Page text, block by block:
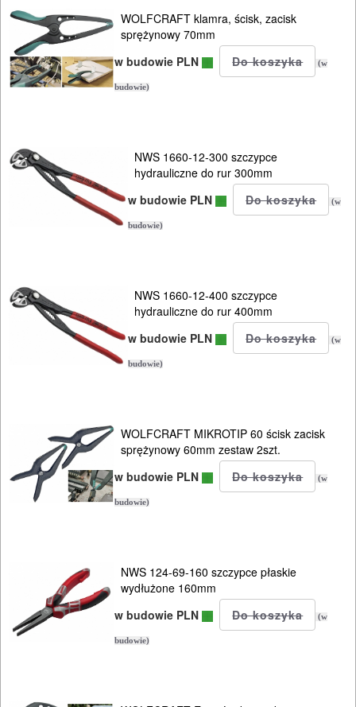
URZĄDZENIA
ROZRUCHOWE
PROSTOWNIKI
I
AGREGATY
PRĄDOWE
BHP
SPRZĘT
PILARKI-
KOSIARKI-
KOSY
MYJKI
WOLFCRAFT klamra, ścisk, zacisk
sprężynowy 70mm
w budowie PLN
(w
budowie)
NWS 1660-12-300 szczypce
hydrauliczne do rur 300mm
w budowie PLN
(w
budowie)
NWS 1660-12-400 szczypce
hydrauliczne do rur 400mm
w budowie PLN
(w
budowie)
WOLFCRAFT MIKROTIP 60 ścisk zacisk
sprężynowy 60mm zestaw 2szt.
w budowie PLN
(w
budowie)
NWS 124-69-160 szczypce płaskie
wydłużone 160mm
w budowie PLN
(w
budowie)